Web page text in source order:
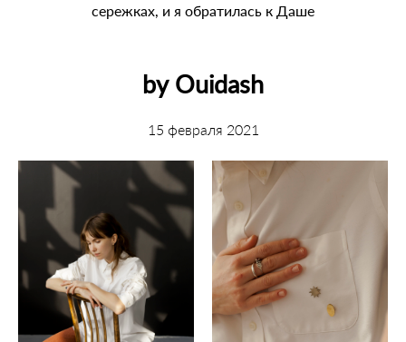
сережках, и я обратилась к Даше
by Ouidash
15 февраля 2021